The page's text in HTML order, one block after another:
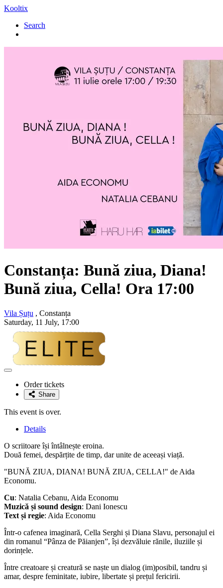
Kooltix
Search
Constanța: Bună ziua, Diana!
Bună ziua, Cella! Ora 17:00
Vila Șuțu , Constanța
Saturday, 11 July, 17:00
Adaugă
favoriteOrder tickets
Share
This event is over.
Details
O scriitoare își întâlnește eroina.
Două femei, despărțite de timp, dar unite de aceeași viață.
"BUNĂ ZIUA, DIANA! BUNĂ ZIUA, CELLA!" de Aida
Economu.
Cu: Natalia Cebanu, Aida Economu
Muzică și sound design: Dani Ionescu
Text și regie: Aida Economu
Într-o cafenea imaginară, Cella Serghi și Diana Slavu, personajul ei
din romanul “Pânza de Păianjen”, își dezvăluie rănile, iluziile și
dorințele.
Între creatoare și creatură se naște un dialog (im)posibil, tandru și
amar, despre feminitate, iubire, libertate și prețul fericirii.